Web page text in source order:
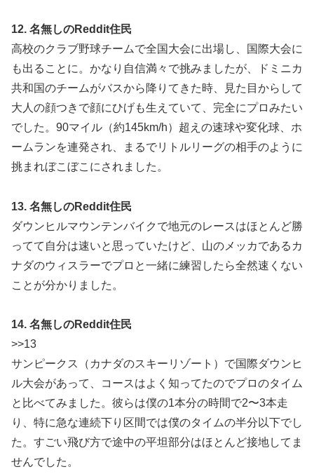
12. 名無しのReddit住民
高校のクラブ野球チームで全国大会に出場し、国際大会に
も出ることに。かなり自信満々で挑みましたが、ドミニカ
共和国のチームがバスから降りてきた時、見た目からして
大人の顔つきで顔にひげも生えていて、完全にプロみたい
でした。90マイル（約145km/h）超えの速球や変化球、ホ
ームランを連発され、まるでリトルリーグの相手のように
挑まれぼこぼこにされました。
13. 名無しのReddit住民
ダウンヒルマウンテンバイクで地元のレースはほとんど勝
ってて自分は速いと思っていたけど、山のメッカであるカ
ナダのウィスラーでプロと一緒に練習したら全然速くない
ことが分かりました。
14. 名無しのReddit住民
>>13
サンピークス（カナダのスキーリゾート）で国際ダウンヒ
ル大会があって、コースはよく知ってたのでプロのタイム
と比べてみました。彼らは僕の1本分の時間で2〜3本走
り、特に急な連続下り区間では僕のタイムの半分以下でし
た。すごい飛び方で途中の平坦部分はほとんど接地してま
せんでした。